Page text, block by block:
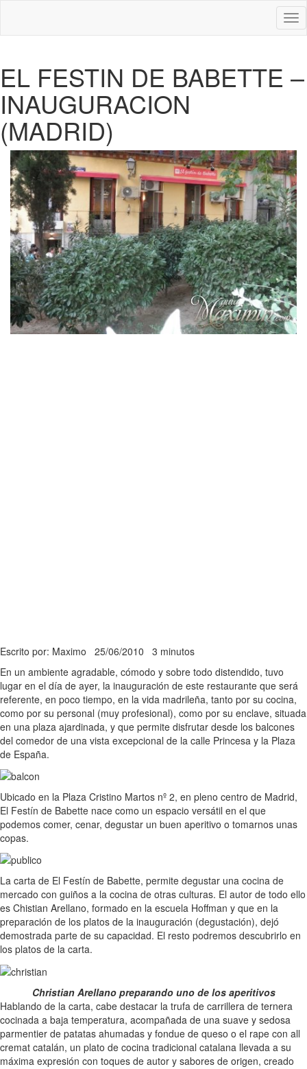
EL FESTIN DE BABETTE –
INAUGURACION
(MADRID)
Escrito por: Maximo 25/06/2010 3 minutos
En un ambiente agradable, cómodo y sobre todo distendido, tuvo
lugar en el día de ayer, la inauguración de este restaurante que será
referente, en poco tiempo, en la vida madrileña, tanto por su cocina,
como por su personal (muy profesional), como por su enclave, situada
en una plaza ajardinada, y que permite disfrutar desde los balcones
del comedor de una vista excepcional de la calle Princesa y la Plaza
de España.
Ubicado en la Plaza Cristino Martos nº 2, en pleno centro de Madrid,
El Festín de Babette nace como un espacio versátil en el que
podemos comer, cenar, degustar un buen aperitivo o tomarnos unas
copas.
La carta de El Festín de Babette, permite degustar una cocina de
mercado con guiños a la cocina de otras culturas. El autor de todo ello
es Chistian Arellano, formado en la escuela Hoffman y que en la
preparación de los platos de la inauguración (degustación), dejó
demostrada parte de su capacidad. El resto podremos descubrirlo en
los platos de la carta.
Christian Arellano preparando uno de los aperitivos
Hablando de la carta, cabe destacar la trufa de carrillera de ternera
cocinada a baja temperatura, acompañada de una suave y sedosa
parmentier de patatas ahumadas y fondue de queso o el rape con all
cremat catalán, un plato de cocina tradicional catalana llevada a su
máxima expresión con toques de autor y sabores de origen, creado